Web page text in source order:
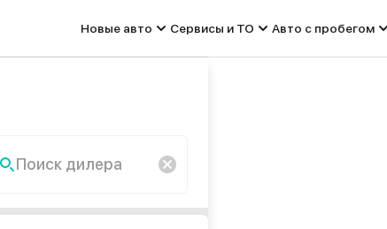
Новые авто Сервисы и ТО Авто с пробегом
Поиск дилера
По запросу «» ничего не